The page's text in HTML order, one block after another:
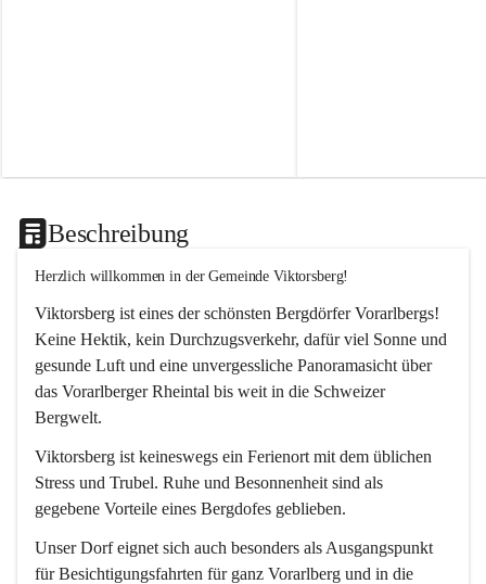
Beschreibung
Herzlich willkommen in der Gemeinde Viktorsberg!
Viktorsberg ist eines der schönsten Bergdörfer Vorarlbergs!
Keine Hektik, kein Durchzugsverkehr, dafür viel Sonne und
gesunde Luft und eine unvergessliche Panoramasicht über
das Vorarlberger Rheintal bis weit in die Schweizer
Bergwelt.
Viktorsberg ist keineswegs ein Ferienort mit dem üblichen
Stress und Trubel. Ruhe und Besonnenheit sind als
gegebene Vorteile eines Bergdofes geblieben.
Unser Dorf eignet sich auch besonders als Ausgangspunkt
für Besichtigungsfahrten für ganz Vorarlberg und in die